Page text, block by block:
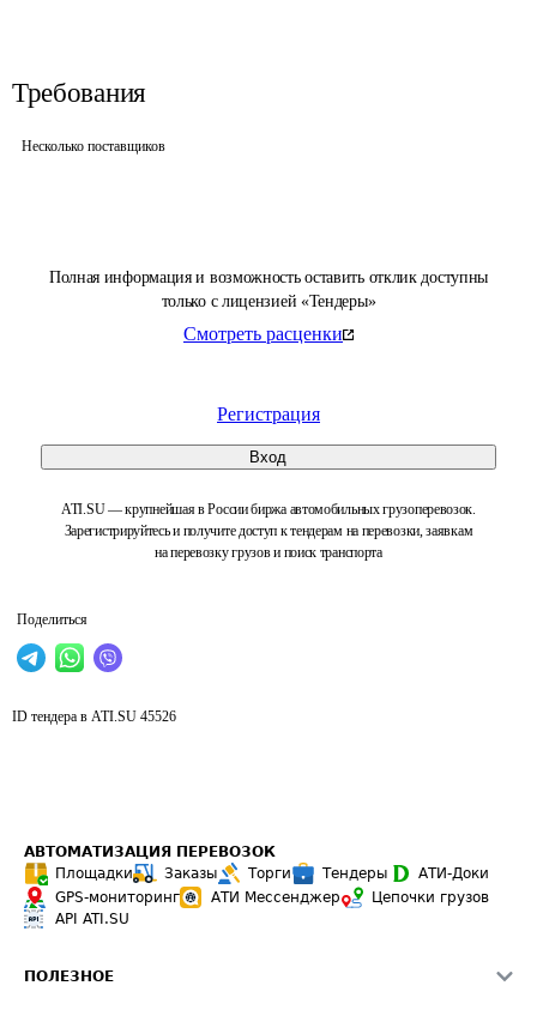
Полная информация и возможность оставить отклик доступны
только с лицензией «Тендеры»
Смотреть расценки
Регистрация
Вход
ATI.SU — крупнейшая в России биржа автомобильных грузоперевозок.
Зарегистрируйтесь и получите доступ к тендерам на перевозки, заявкам
на перевозку грузов и поиск транспорта
Поделиться
Требования
Несколько поставщиков
ID тендера в ATI.SU 45526
АВТОМАТИЗАЦИЯ ПЕРЕВОЗОК
Площадки
Заказы Торги Тендеры
АТИ-Доки
GPS-мониторинг
АТИ Мессенджер
Цепочки грузов
API ATI.SU
ПОЛЕЗНОЕ